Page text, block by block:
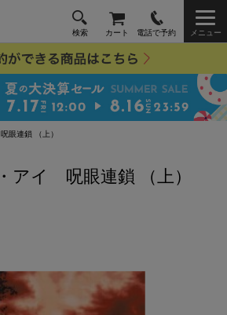
検索 カート 電話で予約 メニュー
眼連鎖 （上）
アイ 呪眼連鎖 （上）